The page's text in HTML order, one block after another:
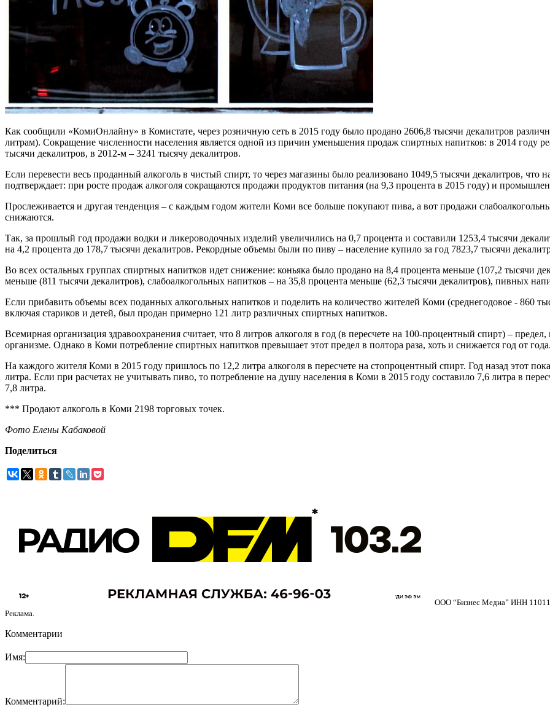
Как сообщили «КомиОнлайну» в Комистате, через розничную сеть в 2015 году было продано 2606,8 тысячи декалитров
литрам). Сокращение численности населения является одной из причин уменьшения продаж спиртных напитков: в 2014 году
тысячи декалитров, в 2012-м – 3241 тысячу декалитров.
Если перевести весь проданный алкоголь в чистый спирт, то через магазины было реализовано 1049,5 тысячи декалитров, что
подтверждает: при росте продаж алкоголя сокращаются продажи продуктов питания (на 9,3 процента в 2015 году) и
Прослеживается и другая тенденция – с каждым годом жители Коми все больше покупают пива, а вот продажи
снижаются.
Так, за прошлый год продажи водки и ликероводочных изделий увеличились на 0,7 процента и составили 1253,4 тысячи
на 4,2 процента до 178,7 тысячи декалитров. Рекордные объемы были по пиву – население купило за год 7823,7 тысячи
Во всех остальных группах спиртных напитков идет снижение: коньяка было продано на 8,4 процента меньше (107,2 тысячи
меньше (811 тысячи декалитров), слабоалкогольных напитков – на 35,8 процента меньше (62,3 тысячи декалитров), пивных
Если прибавить объемы всех поданных алкогольных напитков и поделить на количество жителей Коми (среднегодовое - 860
включая стариков и детей, был продан примерно 121 литр различных спиртных напитков.
Всемирная организация здравоохранения считает, что 8 литров алкоголя в год (в пересчете на 100-процентный спирт) –
организме. Однако в Коми потребление спиртных напитков превышает этот предел в полтора раза, хоть и снижается год от года.
На каждого жителя Коми в 2015 году пришлось по 12,2 литра алкоголя в пересчете на стопроцентный спирт. Год назад этот
литра. Если при расчетах не учитывать пиво, то потребление на душу населения в Коми в 2015 году составило 7,6 литра в
7,8 литра.
*** Продают алкоголь в Коми 2198 торговых точек.
Фото Елены Кабаковой
Поделиться
ООО “Бизнес Медиа” ИНН
Реклама.
Комментарии
Имя:
Комментарий: